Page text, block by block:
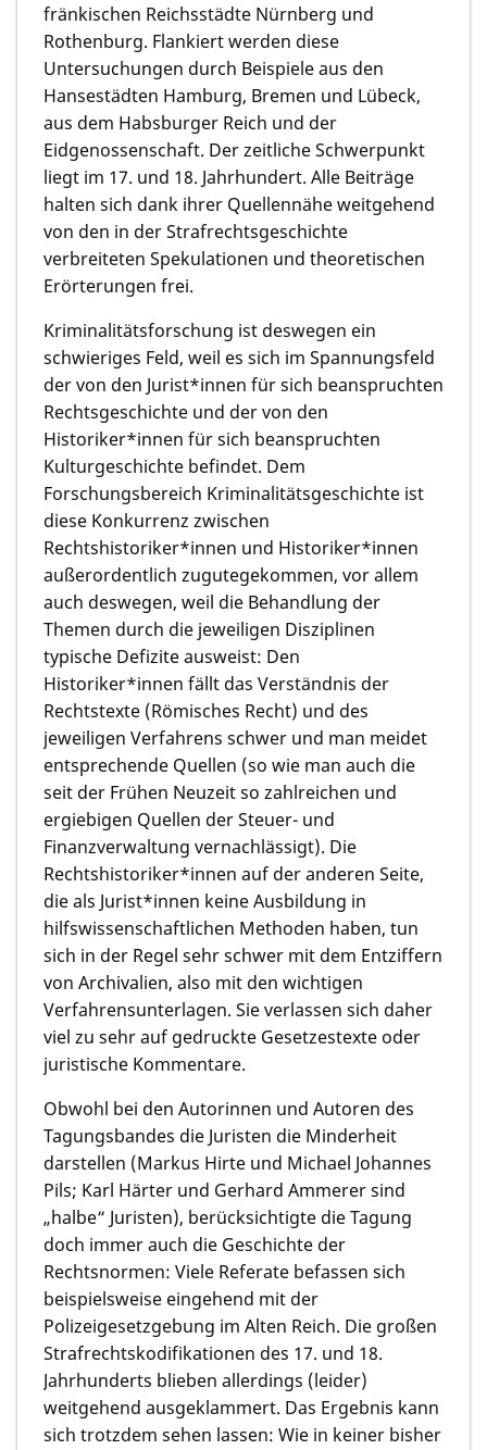
fränkischen Reichsstädte Nürnberg und
Rothenburg. Flankiert werden diese
Untersuchungen durch Beispiele aus den
Hansestädten Hamburg, Bremen und Lübeck,
aus dem Habsburger Reich und der
Eidgenossenschaft. Der zeitliche Schwerpunkt
liegt im 17. und 18. Jahrhundert. Alle Beiträge
halten sich dank ihrer Quellennähe weitgehend
von den in der Strafrechtsgeschichte
verbreiteten Spekulationen und theoretischen
Erörterungen frei.
Kriminalitätsforschung ist deswegen ein
schwieriges Feld, weil es sich im Spannungsfeld
der von den Jurist*innen für sich beanspruchten
Rechtsgeschichte und der von den
Historiker*innen für sich beanspruchten
Kulturgeschichte befindet. Dem
Forschungsbereich Kriminalitätsgeschichte ist
diese Konkurrenz zwischen
Rechtshistoriker*innen und Historiker*innen
außerordentlich zugutegekommen, vor allem
auch deswegen, weil die Behandlung der
Themen durch die jeweiligen Disziplinen
typische Defizite ausweist: Den
Historiker*innen fällt das Verständnis der
Rechtstexte (Römisches Recht) und des
jeweiligen Verfahrens schwer und man meidet
entsprechende Quellen (so wie man auch die
seit der Frühen Neuzeit so zahlreichen und
ergiebigen Quellen der Steuer- und
Finanzverwaltung vernachlässigt). Die
Rechtshistoriker*innen auf der anderen Seite,
die als Jurist*innen keine Ausbildung in
hilfswissenschaftlichen Methoden haben, tun
sich in der Regel sehr schwer mit dem Entziffern
von Archivalien, also mit den wichtigen
Verfahrensunterlagen. Sie verlassen sich daher
viel zu sehr auf gedruckte Gesetzestexte oder
juristische Kommentare.
Obwohl bei den Autorinnen und Autoren des
Tagungsbandes die Juristen die Minderheit
darstellen (Markus Hirte und Michael Johannes
Pils; Karl Härter und Gerhard Ammerer sind
„halbe“ Juristen), berücksichtigte die Tagung
doch immer auch die Geschichte der
Rechtsnormen: Viele Referate befassen sich
beispielsweise eingehend mit der
Polizeigesetzgebung im Alten Reich. Die großen
Strafrechtskodifikationen des 17. und 18.
Jahrhunderts blieben allerdings (leider)
weitgehend ausgeklammert. Das Ergebnis kann
sich trotzdem sehen lassen: Wie in keiner bisher